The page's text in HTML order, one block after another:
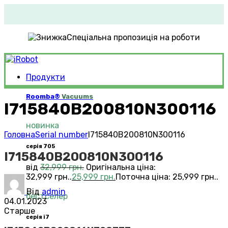
Спеціальна пропозиція на роботи
Продукти
Roomba® Vacuums
новинка
серія 705
від 32,999грн. Оригінальна ціна:
32,999 грн..25,999 грн.Поточна ціна: 25,999 грн..
бестселер
серія i7
I715840B200810N300116
ГоловнаSerial numberI715840B200810N300116
I715840B200810N300116
Від admin
04.01.2023
Старше